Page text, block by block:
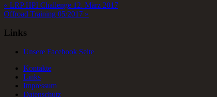
« LRP HPI Challenge 12. März 2017
Offroad Training 05/2017 »
Links
Unsere Facebook Seite
Kontakte
Links
Impressum
Datenschutz